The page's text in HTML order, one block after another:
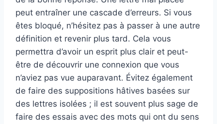
peut entraîner une cascade d’erreurs. Si vous
êtes bloqué, n’hésitez pas à passer à une autre
définition et revenir plus tard. Cela vous
permettra d’avoir un esprit plus clair et peut-
être de découvrir une connexion que vous
n’aviez pas vue auparavant. Évitez également
de faire des suppositions hâtives basées sur
des lettres isolées ; il est souvent plus sage de
faire des essais avec des mots qui ont du sens